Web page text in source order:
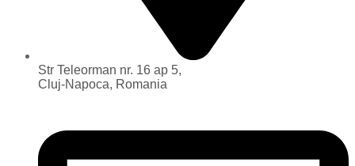
Str Teleorman nr. 16 ap 5,
Cluj-Napoca, Romania